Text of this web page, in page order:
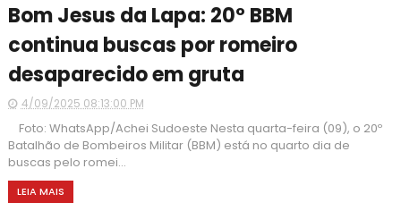
Bom Jesus da Lapa: 20º BBM
continua buscas por romeiro
desaparecido em gruta
4/09/2025 08:13:00 PM
Foto: WhatsApp/Achei Sudoeste Nesta quarta-feira (09), o 20º
Batalhão de Bombeiros Militar (BBM) está no quarto dia de
buscas pelo romei...
LEIA MAIS